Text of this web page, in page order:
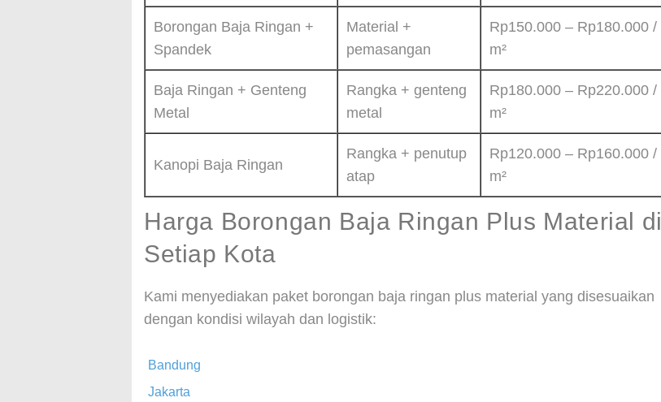
Borongan Baja Ringan +
Spandek
Material +
pemasangan
Rp150.000 – Rp180.000 /
m²
Baja Ringan + Genteng
Metal
Rangka + genteng
metal
Rp180.000 – Rp220.000 /
m²
Kanopi Baja Ringan
Rangka + penutup
atap
Rp120.000 – Rp160.000 /
m²
Harga Borongan Baja Ringan Plus Material di
Setiap Kota
Kami menyediakan paket borongan baja ringan plus material yang disesuaikan
dengan kondisi wilayah dan logistik:
Bandung
Jakarta